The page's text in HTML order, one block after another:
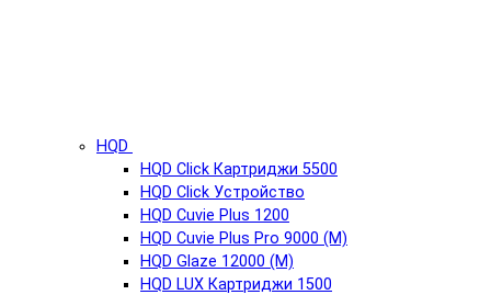
HQD
HQD Click Картриджи 5500
HQD Click Устройство
HQD Cuvie Plus 1200
HQD Cuvie Plus Pro 9000 (М)
HQD Glaze 12000 (М)
HQD LUX Картриджи 1500